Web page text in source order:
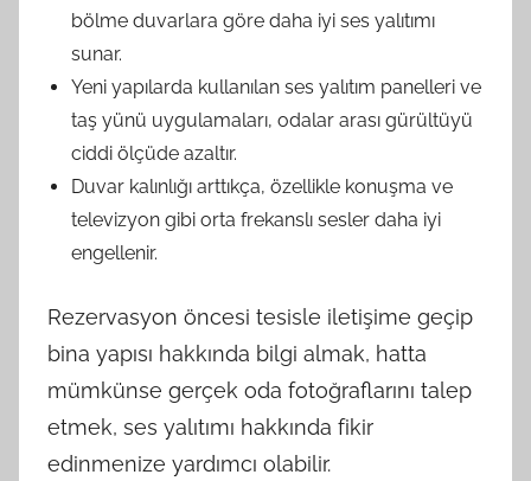
bölme duvarlara göre daha iyi ses yalıtımı
sunar.
Yeni yapılarda kullanılan ses yalıtım panelleri ve
taş yünü uygulamaları, odalar arası gürültüyü
ciddi ölçüde azaltır.
Duvar kalınlığı arttıkça, özellikle konuşma ve
televizyon gibi orta frekanslı sesler daha iyi
engellenir.
Rezervasyon öncesi tesisle iletişime geçip
bina yapısı hakkında bilgi almak, hatta
mümkünse gerçek oda fotoğraflarını talep
etmek, ses yalıtımı hakkında fikir
edinmenize yardımcı olabilir.